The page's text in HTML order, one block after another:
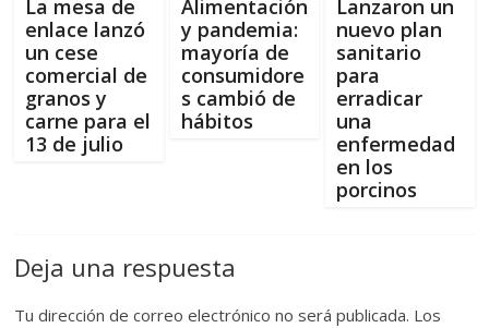
La mesa de
enlace lanzó
un cese
comercial de
granos y
carne para el
13 de julio
Alimentación
y pandemia:
mayoría de
consumidore
s cambió de
hábitos
Lanzaron un
nuevo plan
sanitario
para
erradicar
una
enfermedad
en los
porcinos
Deja una respuesta
Tu dirección de correo electrónico no será publicada. Los